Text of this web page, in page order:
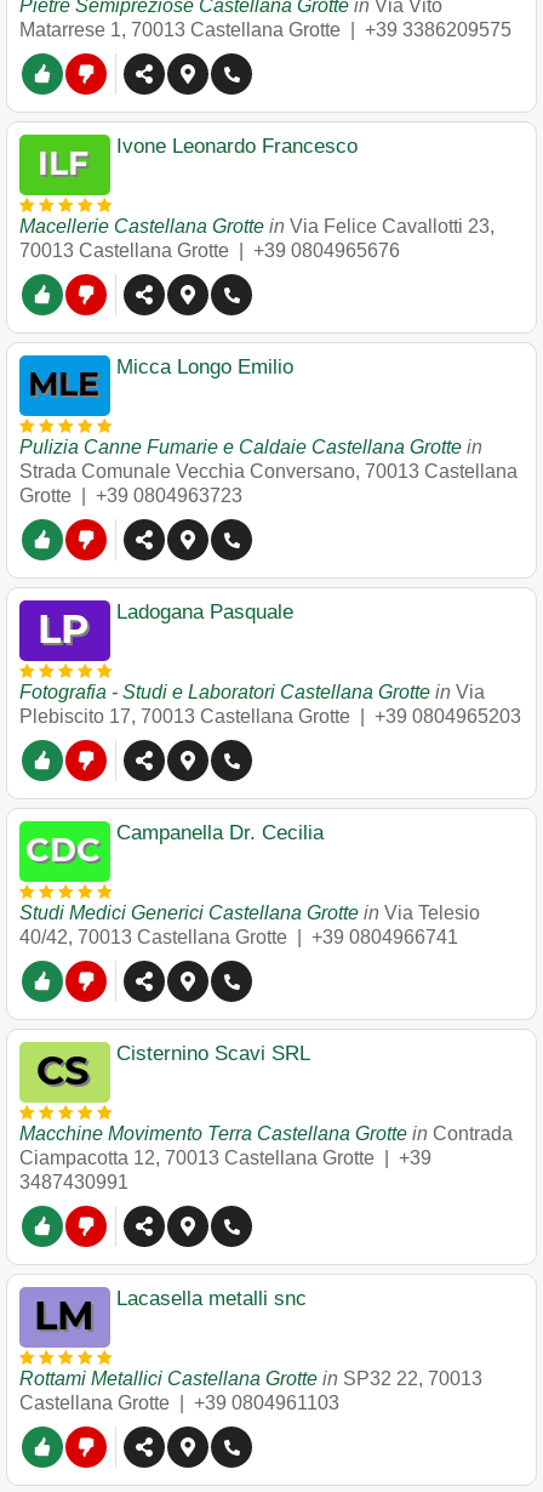
Pietre Semipreziose Castellana Grotte in Via Vito
Matarrese 1, 70013 Castellana Grotte +39 3386209575
Ivone Leonardo Francesco
Macellerie Castellana Grotte in Via Felice Cavallotti 23,
70013 Castellana Grotte +39 0804965676
Micca Longo Emilio
Pulizia Canne Fumarie e Caldaie Castellana Grotte in
Strada Comunale Vecchia Conversano, 70013 Castellana
Grotte
+39 0804963723
Ladogana Pasquale
Fotografia - Studi e Laboratori Castellana Grotte in Via
Plebiscito 17, 70013 Castellana Grotte +39 0804965203
Campanella Dr. Cecilia
Studi Medici Generici Castellana Grotte in Via Telesio
40/42, 70013 Castellana Grotte +39 0804966741
Cisternino Scavi SRL
Macchine Movimento Terra Castellana Grotte in Contrada
Ciampacotta 12, 70013 Castellana Grotte
+39
3487430991
Lacasella metalli snc
Rottami Metallici Castellana Grotte in SP32 22, 70013
Castellana Grotte
+39 0804961103